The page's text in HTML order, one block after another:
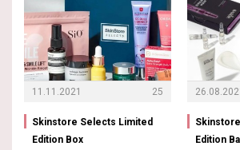
11.11.2021 25
Skinstore Selects Limited
Edition Box
Edition